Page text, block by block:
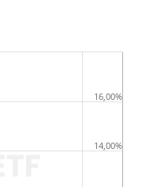
14,00%
16,00%